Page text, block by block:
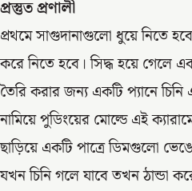
প্রস্তুত প্রণালী
প্রথমে সাগুদানাগুলো ধুয়ে নিতে
করে নিতে হবে। সিদ্ধ হয়ে গেলে
তৈরি করার জন্য একটি প্যানে
নামিয়ে পুডিংয়ের মোল্ডে এই
ছাড়িয়ে একটি পাত্রে ডিমগুলো
যখন চিনি গলে যাবে তখন ঠান্ডা